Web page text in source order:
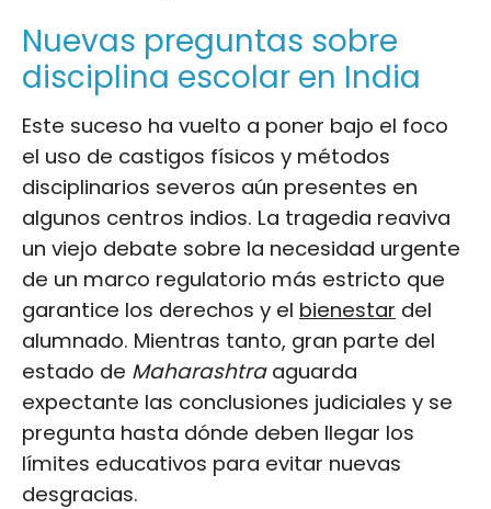
Nuevas preguntas sobre
disciplina escolar en India
Este suceso ha vuelto a poner bajo el foco
el uso de castigos físicos y métodos
disciplinarios severos aún presentes en
algunos centros indios. La tragedia reaviva
un viejo debate sobre la necesidad urgente
de un marco regulatorio más estricto que
garantice los derechos y el bienestar del
alumnado. Mientras tanto, gran parte del
estado de Maharashtraaguarda
expectante las conclusiones judiciales y se
pregunta hasta dónde deben llegar los
límites educativos para evitar nuevas
desgracias.